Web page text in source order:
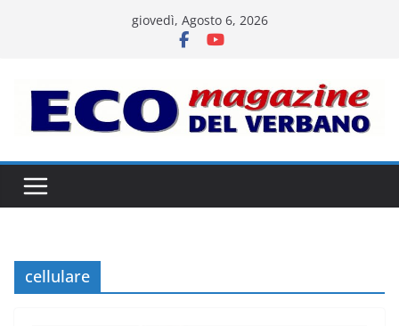
giovedì, Agosto 6, 2026
cellulare